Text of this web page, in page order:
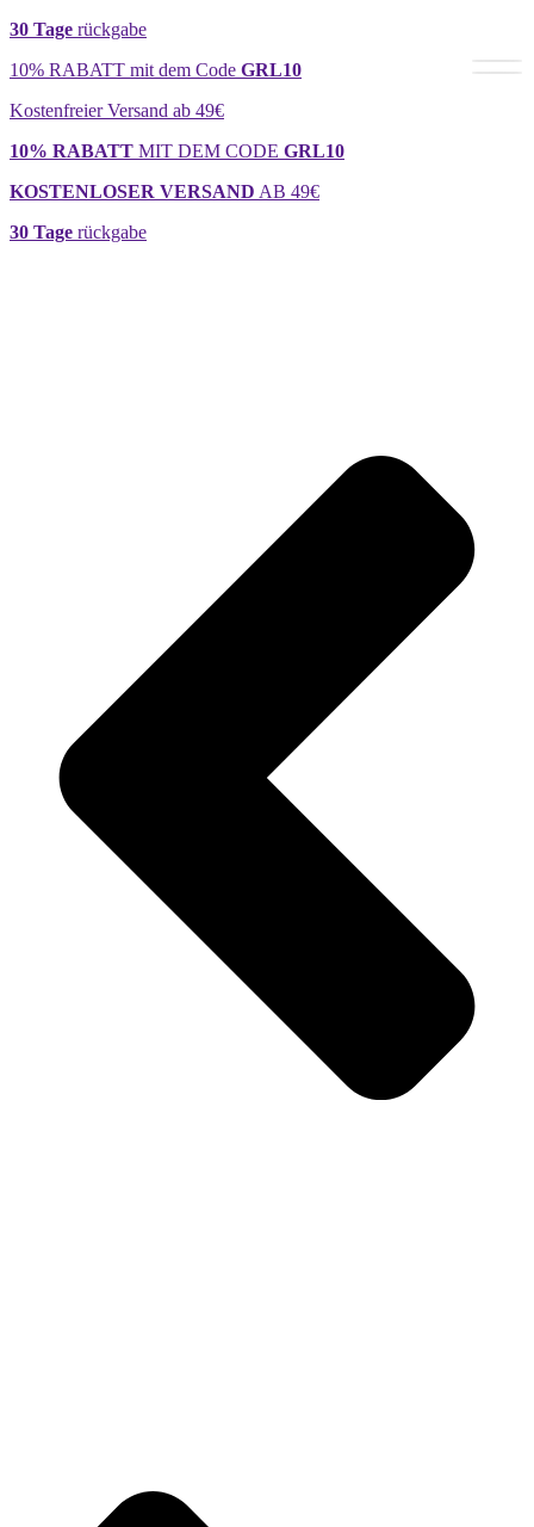
30 Tage rückgabe
10% RABATT mit dem Code GRL10
Kostenfreier Versand ab 49€
10% RABATT MIT DEM CODE GRL10
KOSTENLOSER VERSAND AB 49€
30 Tage rückgabe